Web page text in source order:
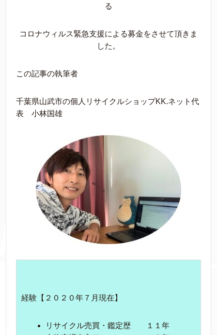
る
コロナウィルス緊急支援による募金をさせて頂きま
した。
この記事の執筆者
千葉県山武市の個人リサイクルショップKK.ネット代
表 小林国雄
経験【２０２０年７月現在】
リサイクル売買・鑑定歴 １１年